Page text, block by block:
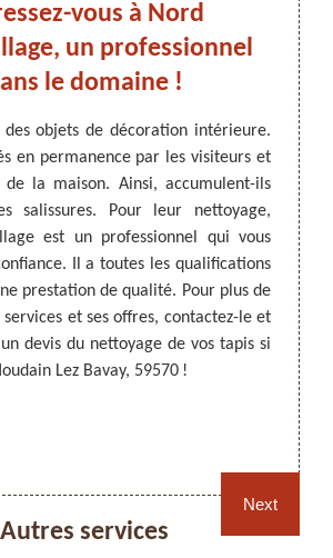
, REMPAILLAGE -
- RECOLLAGE, 59 NORD
Cannage fauteuil, chaises
vous à Nord
un professionnel
le domaine !
des objets de décoration intérieure.
en permanence par les visiteurs et
de la maison. Ainsi, accumulent-ils
salissures. Pour leur nettoyage,
est un professionnel qui vous
Il a toutes les qualifications
prestation de qualité. Pour plus de
services et ses offres, contactez-le et
devis du nettoyage de vos tapis si
Lez Bavay, 59570 !
Avec
de
le
ses
Next
Autres services